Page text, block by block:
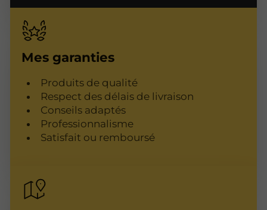
Mes garanties
Produits de qualité
Respect des délais de livraison
Conseils adaptés
Professionnalisme
Satisfait ou remboursé